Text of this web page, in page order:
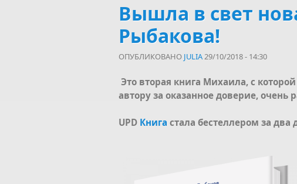
Вышла в свет
Рыбакова!
ОПУБЛИКОВАНО JULIA29/10/2018 - 14:30
Это вторая книга Михаила, с
автору за оказанное доверие, очень
UPD Книга стала бестеллером за два